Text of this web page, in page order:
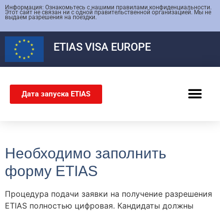
Информация: Ознакомьтесь с нашими правилами конфиденциальности.
Этот сайт не связан ни с одной правительственной организацией. Мы не
выдаем разрешения на поездки.
ETIASVISA EUROPE
Дата запуска ETIAS
Необходимо заполнить
форму ETIAS
Процедура подачи заявки на получение разрешения
ETIAS полностью цифровая. Кандидаты должны